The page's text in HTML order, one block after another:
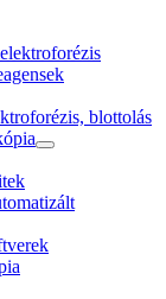
blottolás